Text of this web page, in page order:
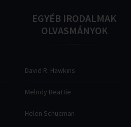
EGYÉB IRODALMAK
OLVASMÁNYOK
David R. Hawkins
Melody Beattie
Helen Schucman